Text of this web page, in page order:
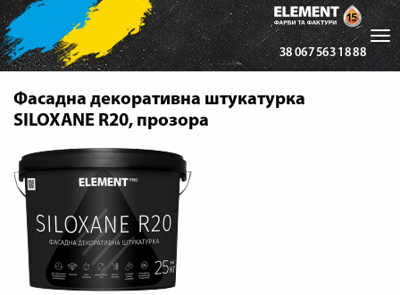
38 067 563 18 88
Фасадна декоративна штукатурка
SILOXANE R20, прозора